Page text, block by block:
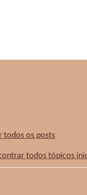
todos os posts
todos tópicos